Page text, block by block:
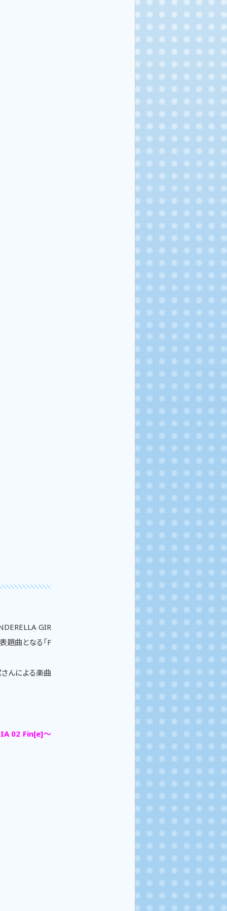
GIR
題曲となる「F
んによる楽曲
02 Fin[e]～